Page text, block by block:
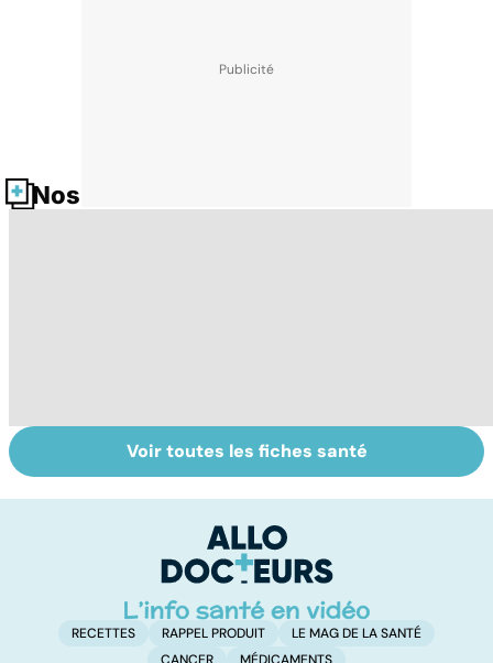
Nos fiches santé
Grand froid : nos
conseils
Perturbateurs
endocriniens :
notre santé
Voir toutes les fiches santé
RECETTES RAPPEL PRODUIT
LE MAG DE LA SANTÉ